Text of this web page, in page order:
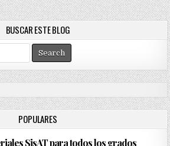
BUSCAR ESTE BLOG
POPULARES
SisAT para todos los grados